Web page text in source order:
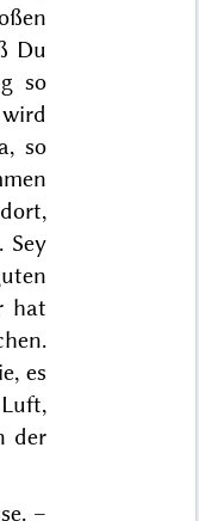
Du
so
so
Sey
hat
es
der
–